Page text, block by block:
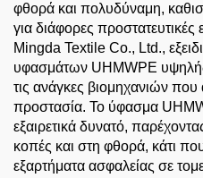
φθορά και πολυδύναμη,
για διάφορες
Mingda Textile Co., Ltd.,
υφασμάτων UHMWPE
τις ανάγκες βιομηχανιών
προστασία. Το ύφασμα
εξαιρετικά δυνατό,
κοπές και στη φθορά, κάτι
εξαρτήματα ασφαλείας σε